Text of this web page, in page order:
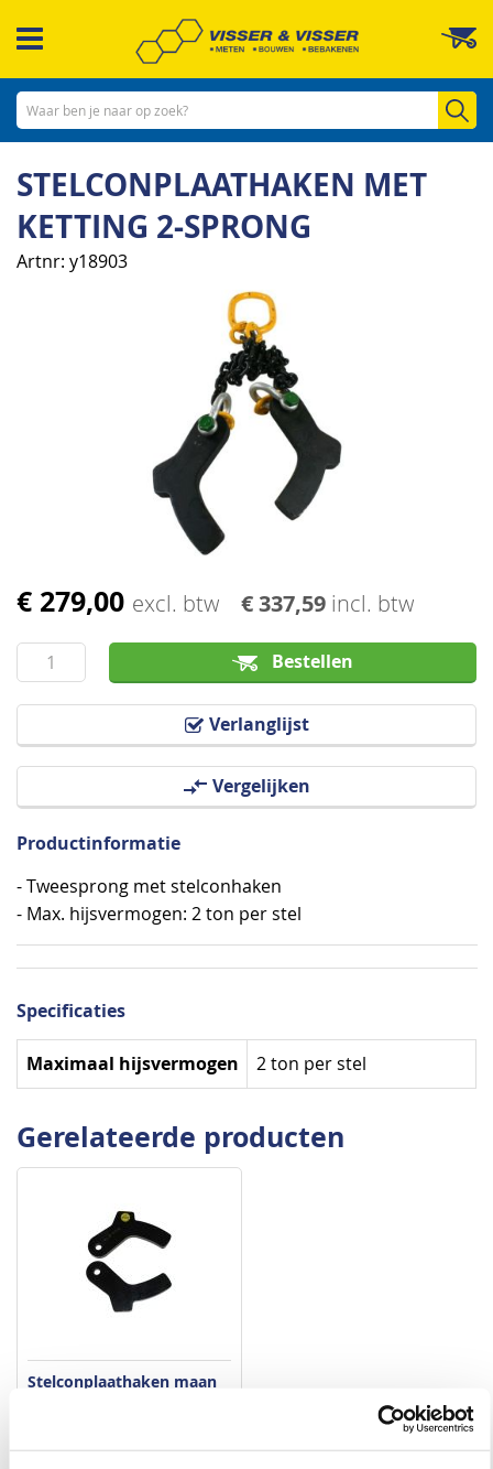
naar
inhoud
STELCONPLAATHAKEN MET
KETTING 2-SPRONG
Artnr y18903
€ 279,00 excl. btw € 337,59 incl. btw
Bestellen
Verlanglijst
Vergelijken
Ga
het
begin
van
Productinformatie
- Tweesprong met stelconhaken
- Max. hijsvermogen: 2 ton per stel
Specificaties
Specificaties
Maximaal hijsvermogen 2 ton per stel
Gerelateerde producten
Stelconplaathaken maan